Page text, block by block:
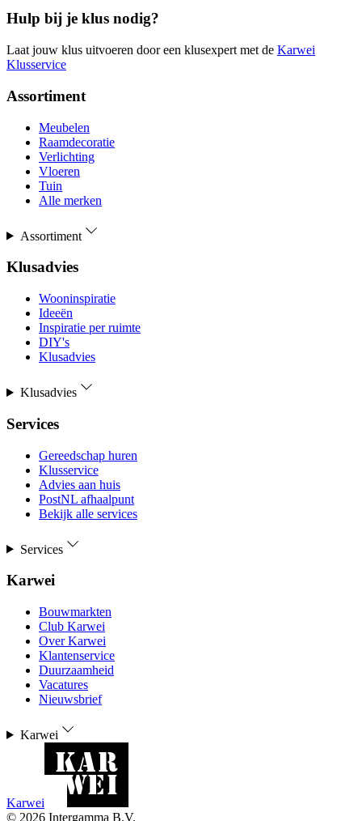
Hulp bij je klus nodig?
Laat jouw klus uitvoeren door een klusexpert met de Karwei
Klusservice
Assortiment
Meubelen
Raamdecoratie
Verlichting
Vloeren
Tuin
Alle merken
Assortiment
Klusadvies
Wooninspiratie
Ideeën
Inspiratie per ruimte
DIY's
Klusadvies
Klusadvies
Services
Gereedschap huren
Klusservice
Advies aan huis
PostNL afhaalpunt
Bekijk alle services
Services
Karwei
Bouwmarkten
Club Karwei
Over Karwei
Klantenservice
Duurzaamheid
Vacatures
Nieuwsbrief
Karwei
Karwei
© 2026 Intergamma B.V.